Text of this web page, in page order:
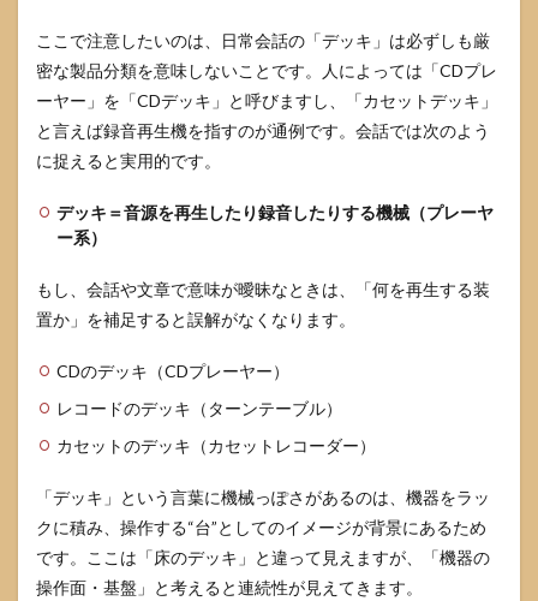
ここで注意したいのは、日常会話の「デッキ」は必ずしも厳
密な製品分類を意味しないことです。人によっては「CDプレ
ーヤー」を「CDデッキ」と呼びますし、「カセットデッキ」
と言えば録音再生機を指すのが通例です。会話では次のよう
に捉えると実用的です。
デッキ＝音源を再生したり録音したりする機械（プレーヤ
ー系）
もし、会話や文章で意味が曖昧なときは、「何を再生する装
置か」を補足すると誤解がなくなります。
CDのデッキ（CDプレーヤー）
レコードのデッキ（ターンテーブル）
カセットのデッキ（カセットレコーダー）
「デッキ」という言葉に機械っぽさがあるのは、機器をラッ
クに積み、操作する“台”としてのイメージが背景にあるため
です。ここは「床のデッキ」と違って見えますが、「機器の
操作面・基盤」と考えると連続性が見えてきます。